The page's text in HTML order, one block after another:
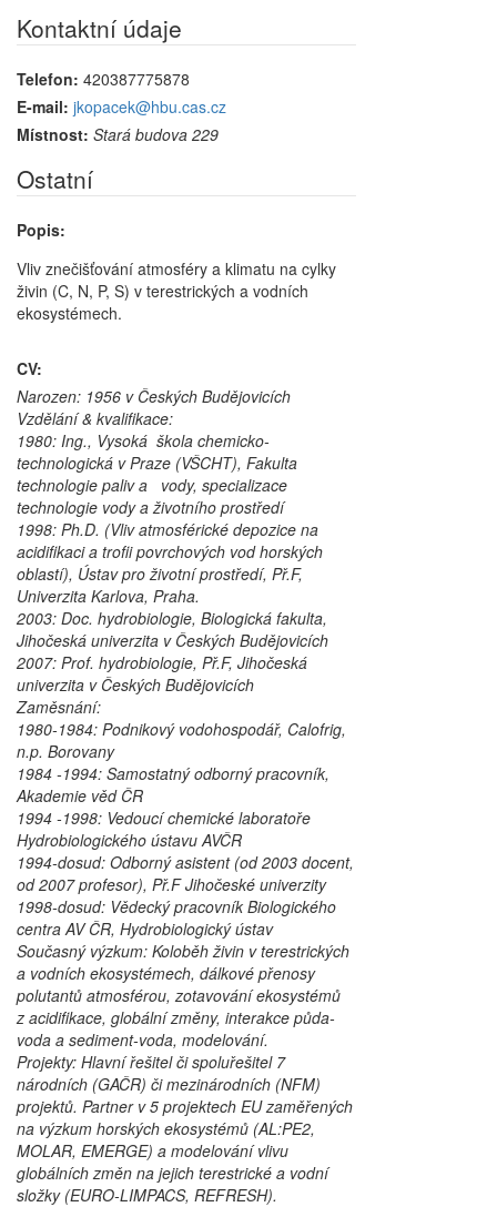
Kontaktní údaje
Telefon: 420387775878
E-mail: jkopacek@hbu.cas.cz
Místnost: Stará budova 229
Ostatní
Popis:
Vliv znečišťování atmosféry a klimatu na cylky
živin (C, N, P, S) v terestrických a vodních
ekosystémech.
CV:
Narozen: 1956 v Českých Budějovicích
Vzdělání & kvalifikace:
1980: Ing., Vysoká škola chemicko-
technologická v Praze (VŠCHT), Fakulta
technologie paliv a vody, specializace
technologie vody a životního prostředí
1998: Ph.D. (Vliv atmosférické depozice na
acidifikaci a trofii povrchových vod horských
oblastí), Ústav pro životní prostředí, Př.F,
Univerzita Karlova, Praha.
2003: Doc. hydrobiologie, Biologická fakulta,
Jihočeská univerzita v Českých Budějovicích
2007: Prof. hydrobiologie, Př.F, Jihočeská
univerzita v Českých Budějovicích
Zaměsnání:
1980-1984: Podnikový vodohospodář, Calofrig,
n.p. Borovany
1984 -1994: Samostatný odborný pracovník,
Akademie věd ČR
1994 -1998: Vedoucí chemické laboratoře
Hydrobiologického ústavu AVČR
1994-dosud: Odborný asistent (od 2003 docent,
od 2007 profesor), Př.F Jihočeské univerzity
1998-dosud: Vědecký pracovník Biologického
centra AV ČR, Hydrobiologický ústav
Současný výzkum: Koloběh živin v terestrických
a vodních ekosystémech, dálkové přenosy
polutantů atmosférou, zotavování ekosystémů
z acidifikace, globální změny, interakce půda-
voda a sediment-voda, modelování.
Projekty: Hlavní řešitel či spoluřešitel 7
národních (GAČR) či mezinárodních (NFM)
projektů. Partner v 5 projektech EU zaměřených
na výzkum horských ekosystémů (AL:PE2,
MOLAR, EMERGE) a modelování vlivu
globálních změn na jejich terestrické a vodní
složky (EURO-LIMPACS, REFRESH).